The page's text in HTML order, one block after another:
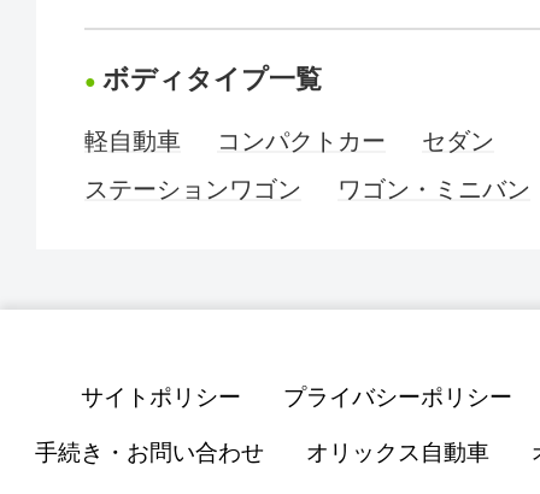
ボディタイプ一覧
軽自動車 コンパクトカー
セダン
ステーションワゴン
ワゴン・ミニバン
サイトポリシー プライバシーポリシー
手続き・お問い合わせ オリックス自動車